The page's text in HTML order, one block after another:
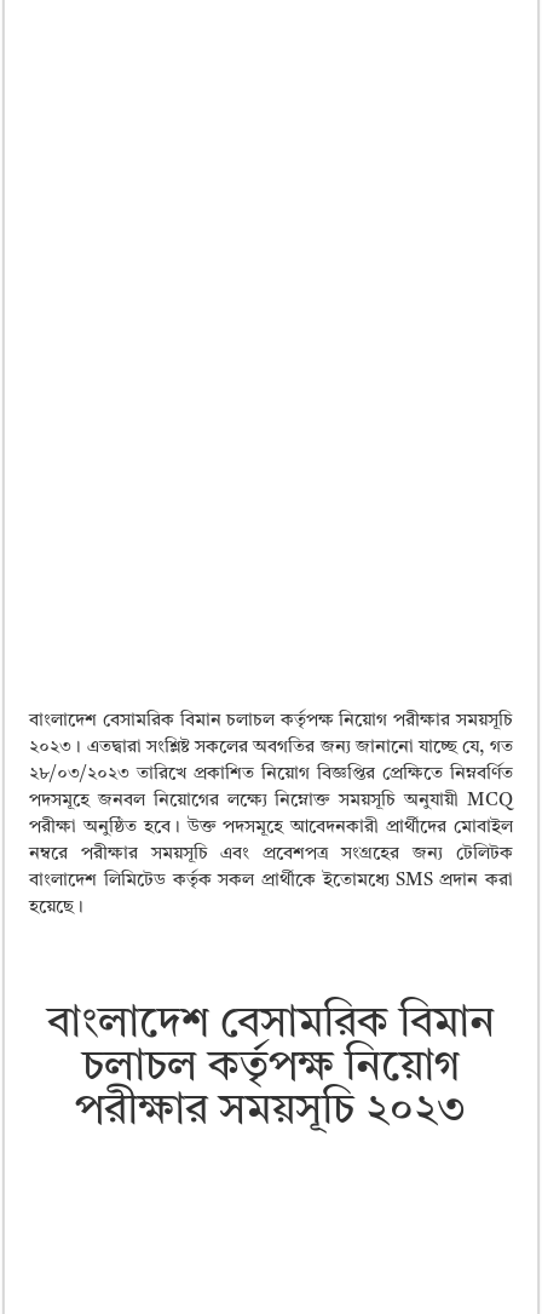
বাংলাদেশ বেসামরিক বিমান চলাচল কর্তৃপক্ষ নিয়োগ পরীক্ষার সময়সূচি
২০২৩। এতদ্বারা সংশ্লিষ্ট সকলের অবগতির জন্য জানানো যাচ্ছে যে, গত
২৮/০৩/২০২৩ তারিখে প্রকাশিত নিয়োগ বিজ্ঞপ্তির প্রেক্ষিতে নিম্নবর্ণিত
পদসমূহে জনবল নিয়োগের লক্ষ্যে নিম্নোক্ত সময়সূচি অনুযায়ী MCQ
পরীক্ষা অনুষ্ঠিত হবে। উক্ত পদসমূহে আবেদনকারী প্রার্থীদের মোবাইল
নম্বরে পরীক্ষার সময়সূচি এবং প্রবেশপত্র সংগ্রহের জন্য টেলিটক
বাংলাদেশ লিমিটেড কর্তৃক সকল প্রার্থীকে ইতোমধ্যে SMS প্রদান করা
হয়েছে।
বাংলাদেশ বেসামরিক বিমান
চলাচল কর্তৃপক্ষ নিয়োগ
পরীক্ষার সময়সূচি ২০২৩